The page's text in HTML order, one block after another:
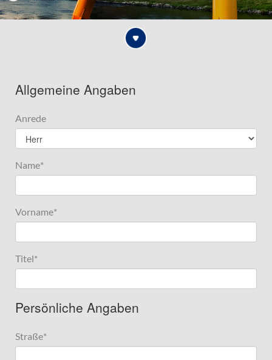
Allgemeine Angaben
Anrede
Name*
Vorname*
Titel*
Persönliche Angaben
Straße*